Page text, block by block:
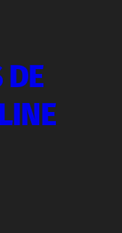
DE